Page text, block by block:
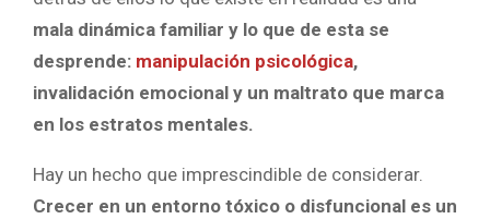
mala dinámica familiar y lo que de esta se
desprende: manipulación psicológica,
invalidación emocional y un maltrato que marca
en los estratos mentales.
Hay un hecho que imprescindible de considerar.
Crecer en un entorno tóxico o disfuncional es un